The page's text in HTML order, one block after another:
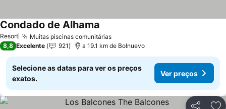
Resort Muitas piscinas comunitárias
Condado de Alhama
8,8 Excelente 921 a 19.1 km de Bolnuevo
Selecione as datas para ver os preços
exatos.
Ver preços